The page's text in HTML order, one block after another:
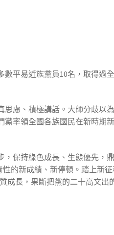
平易近族黨員10名，取得過
慮、積極講話。大師分歧以
率領全國各族國民在新時期
保持綠色成長、生態優先，
的新成績、新停頓。踏上新
成長，果斷把黨的二十高文